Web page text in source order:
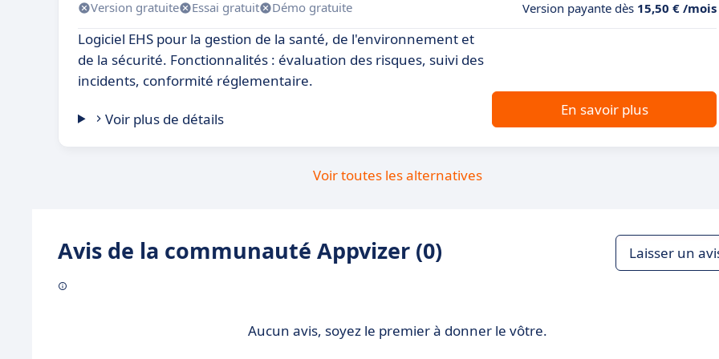
Version gratuite Essai gratuit Démo gratuite Version payante dès 15,50 € /mois
Logiciel EHS pour la gestion de la santé, de l'environnement et
de la sécurité. Fonctionnalités : évaluation des risques, suivi des
incidents, conformité réglementaire.
Voir plus de détails
En savoir plus
Voir toutes les alternatives
Avis de la communauté Appvizer (0) Laisser un
Aucun avis, soyez le premier à donner le vôtre.